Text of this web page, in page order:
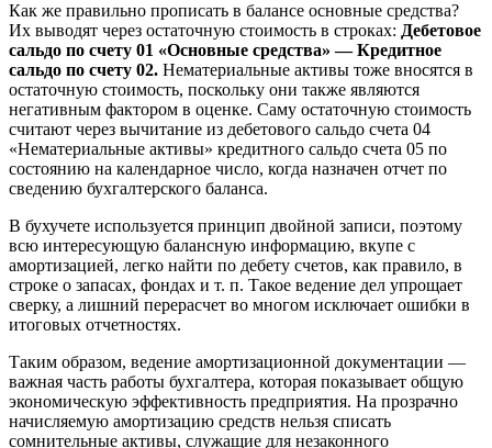
Как же правильно прописать в балансе основные средства?
Их выводят через остаточную стоимость в строках: Дебетовое
сальдо по счету 01 «Основные средства» — Кредитное
сальдо по счету 02. Нематериальные активы тоже вносятся в
остаточную стоимость, поскольку они также являются
негативным фактором в оценке. Саму остаточную стоимость
считают через вычитание из дебетового сальдо счета 04
«Нематериальные активы» кредитного сальдо счета 05 по
состоянию на календарное число, когда назначен отчет по
сведению бухгалтерского баланса.
В бухучете используется принцип двойной записи, поэтому
всю интересующую балансную информацию, вкупе с
амортизацией, легко найти по дебету счетов, как правило, в
строке о запасах, фондах и т. п. Такое ведение дел упрощает
сверку, а лишний перерасчет во многом исключает ошибки в
итоговых отчетностях.
Таким образом, ведение амортизационной документации —
важная часть работы бухгалтера, которая показывает общую
экономическую эффективность предприятия. На прозрачно
начисляемую амортизацию средств нельзя списать
сомнительные активы, служащие для незаконного